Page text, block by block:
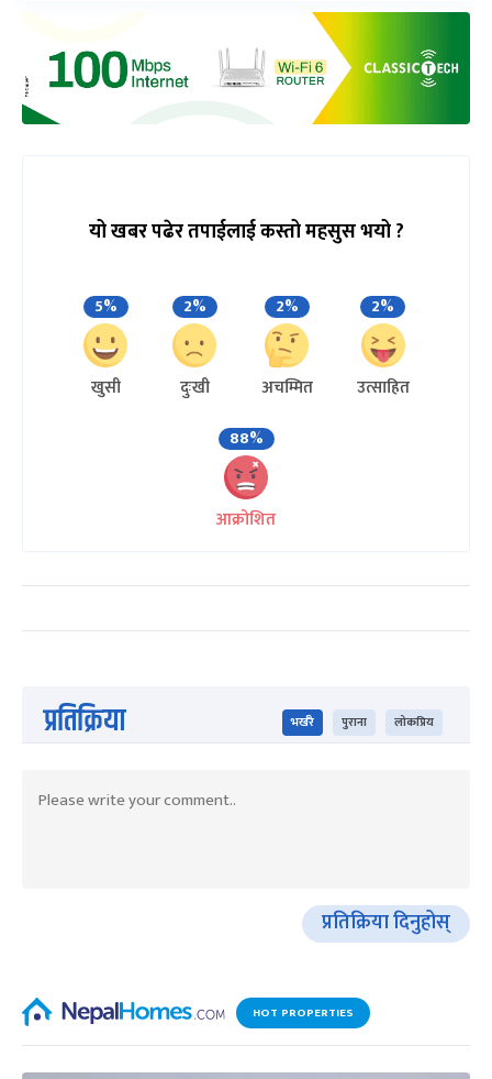
यो खबर पढेर तपाईलाई कस्तो महसुस भयो ?
5%
खुसी
2%
दुःखी
2%
अचम्मित
2%
उत्साहित
88%
आक्रोशित
प्रतिक्रिया भर्खरै पुराना लोकप्रिय
प्रतिक्रिया दिनुहोस्
HOT PROPERTIES